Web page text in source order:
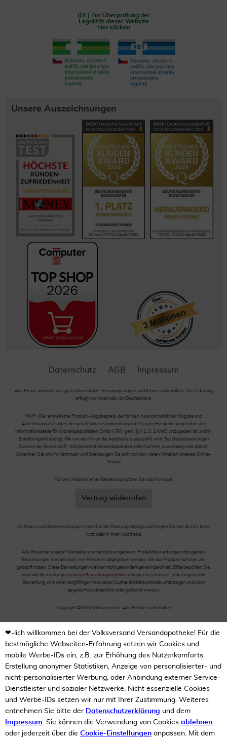
(DE) Zur Überprüfung der
Legalität dieser Website
hier klicken
Unsere Auszeichnungen
Datenschutz AGB Impressum
Alle Preise sind inkl. der gestzlichen MwSt. Preisänderungen und Irrtum vorbehalten. Die Lieferung
erfolgt nur innerhalb von Deutschland.
*AVP= Der einheitliche Produkt-Abgabepreis, der für den Ausnahmefall der Abgabe und
Abrechnung zu Lasten der gesetzlichen Krankenkassen (KK) vom Hersteller gegenüber der
Informationsstelle für Arzneispezialitäten GmbH (IFA) gem. § III 1, S. 2 AMG anzugeben ist und im
Erstattungsfall abzügl. 5% von der KK an die Apotheke ausgezahlt wird. Bei Doppelpackungen
Summe der Einzel-AVP. Volksversand Versandapotheke liefert schnell, zuverlässig und diskret.
Schenken Sie uns Ihr Vertrauen und überzeugen Sie sich von den vielen Vorteilen unseres Online-
Shops!
Für den Widerruf einer Bestellung nutzen Sie das Formular:
Vertrag widerrufen
Zu Risiken und Nebenwirkungen lesen Sie die Packungsbeilage und fragen Sie Ihre Ärztin, Ihren
Arzt oder in Ihrer Apotheke.
Alle Besucher unserer Webseite sind herzlich eingeladen, Produktbewertungen abzugeben.
Bewertungen können auch von Personen abgegeben werden, die das Produkt nicht bei uns
gekauft haben. Diese Bewertungen werden nicht gesondert gekennzeichnet. Bitte beachten Sie,
dass alle Bewertungen unserer Bewertungsrichtlinie entsprechen müssen. Jede eingehende
Bewertung wird einer sorgfältigen manuellen Authentizitätskontrolle unterzogen und kann
gegebenfalls abgelehnt oder gelöscht werden.
Copyright ©2026 Volksversand - Alle Rechte vorbehalten
❤-lich willkommen bei der Volksversand Versandapotheke! Für die
bestmögliche Webseiten-Erfahrung setzen wir Cookies und
mobile Werbe-IDs ein, z.B. zur Erhöhung des Nutzerkomforts,
Erstellung anonymer Statistiken, Anzeige von personalisierter- und
nicht-personalisierter Werbung, oder Anbindung externer Service-
Dienstleister und sozialer Netzwerke. Nicht essenzielle Cookies
und Werbe-IDs setzen wir nur mit Ihrer Zustimmung. Weiteres
entnehmen Sie bitte der Datenschutzerklärung und dem
Impressum. Sie können die Verwendung von Cookies ablehnen
oder jederzeit über die Cookie-Einstellungen anpassen. Mit dem